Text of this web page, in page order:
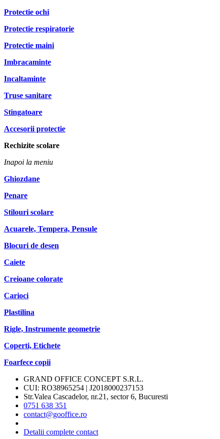
Protectie ochi
Protectie respiratorie
Protectie maini
Imbracaminte
Incaltaminte
Truse sanitare
Stingatoare
Accesorii protectie
Rechizite scolare
Inapoi la meniu
Ghiozdane
Penare
Stilouri scolare
Acuarele, Tempera, Pensule
Blocuri de desen
Caiete
Creioane colorate
Carioci
Plastilina
Rigle, Instrumente geometrie
Coperti, Etichete
Foarfece copii
GRAND OFFICE CONCEPT S.R.L.
CUI: RO38965254 | J2018000237153
Str.Valea Cascadelor, nr.21, sector 6, Bucuresti
0751 638 351
contact@gooffice.ro
Detalii complete contact